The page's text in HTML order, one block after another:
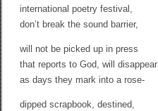
international poetry festival,
don’t break the sound barrier,
will not be picked up in press
that reports to God, will disappear
as days they mark into a rose-
dipped scrapbook, destined,